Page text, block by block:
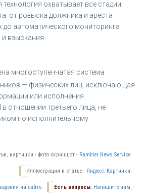
охватывает все стадии
от розыска должника и ареста
до автоматического мониторинга
взыскания.
многоступенчатая система
— физических лиц, исключающая
или исполнения
отношении третьего лица, не
по исполнительному
картинки - фото скриншот - Rambler News Service.
Иллюстрация к статье - Яндекс. Картинки.
Есть вопросы. Напишите нам.
на сайте.